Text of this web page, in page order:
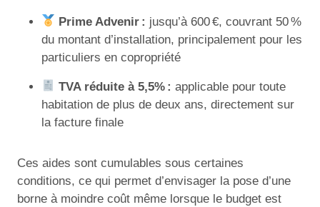
Prime Advenir : jusqu’à 600 €, couvrant 50 %
du montant d’installation, principalement pour les
particuliers en copropriété
TVA réduite à 5,5% : applicable pour toute
habitation de plus de deux ans, directement sur
la facture finale
Ces aides sont cumulables sous certaines
conditions, ce qui permet d’envisager la pose d’une
borne à moindre coût même lorsque le budget est